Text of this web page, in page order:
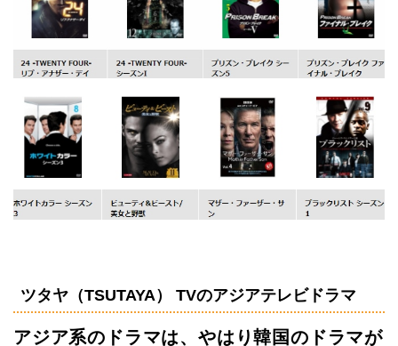
ツタヤ（TSUTAYA） TVのアジアテレビドラマ
アジア系のドラマは、やはり韓国のドラマが